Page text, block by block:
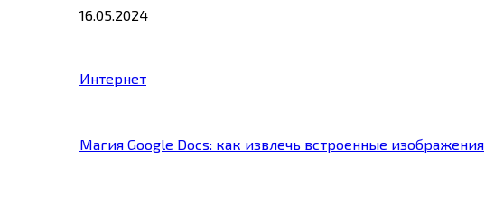
16.05.2024
Интернет
Магия Google Docs: как извлечь встроенные изображения